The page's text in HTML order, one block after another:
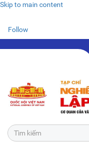
Skip to main content
Follow